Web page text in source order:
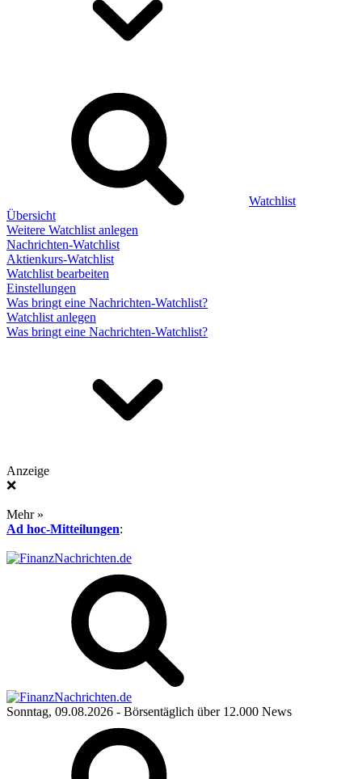
Watchlist
Übersicht
Weitere Watchlist anlegen
Nachrichten-Watchlist
Aktienkurs-Watchlist
Watchlist bearbeiten
Einstellungen
Was bringt eine Nachrichten-Watchlist?
Watchlist anlegen
Was bringt eine Nachrichten-Watchlist?
Anzeige
❌
Mehr »
Ad hoc-Mitteilungen:
Sonntag, 09.08.2026 - Börsentäglich über 12.000 News